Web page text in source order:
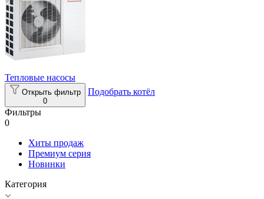
Тепловые насосы
Открыть фильтр
0
Подобрать котёл
Фильтры
0
Хиты продаж
Премиум серия
Новинки
Категория